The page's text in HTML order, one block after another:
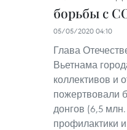
борьбы с
05/05/2020 04:10
Глава
Вьетнама
коллективов и
пожертвовали
донгов (6,5
профилактики